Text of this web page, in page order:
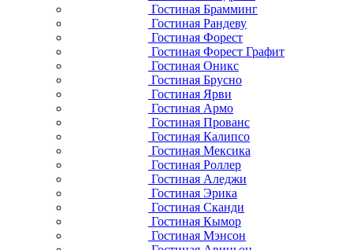
Гостиная Брамминг
Гостиная Рандеву
Гостиная Форест
Гостиная Форест Графит
Гостиная Оникс
Гостиная Брусно
Гостиная Ярви
Гостиная Армо
Гостиная Прованс
Гостиная Калипсо
Гостиная Мексика
Гостиная Роллер
Гостиная Аледжи
Гостиная Эрика
Гостиная Сканди
Гостиная Кымор
Гостиная Мэнсон